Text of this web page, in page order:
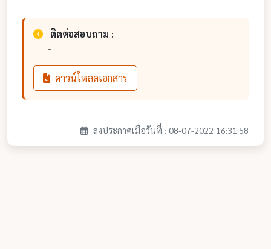
ติดต่อสอบถาม :
-
ดาวน์โหลดเอกสาร
ลงประกาศเมื่อวันที่ : 08-07-2022 16:31:58